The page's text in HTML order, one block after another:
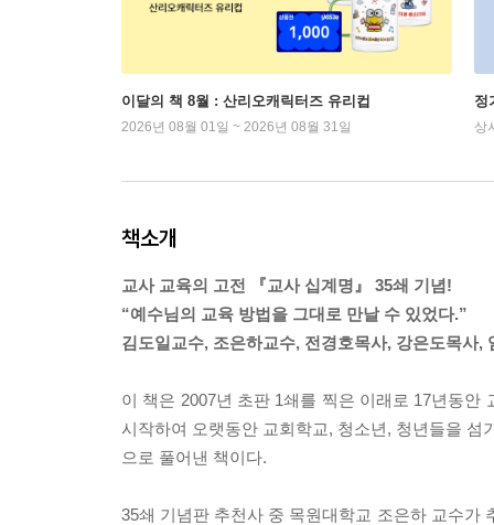
이달의 책 8월 : 산리오캐릭터즈 유리컵
2026년 08월 01일 ~ 2026년 08월 31일
정
상
책소개
교사 교육의 고전 『교사 십계명』 35쇄 기념!
“예수님의 교육 방법을 그대로 만날 수 있었다.”
김도일교수, 조은하교수, 전경호목사, 강은도목사,
이 책은 2007년 초판 1쇄를 찍은 이래로 17년동
시작하여 오랫동안 교회학교, 청소년, 청년들을
으로 풀어낸 책이다.
35쇄 기념판 추천사 중 목원대학교 조은하 교수가